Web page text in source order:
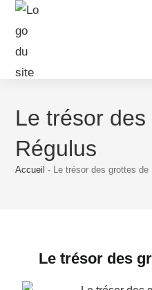
Le trésor
Régulus
Accueil - Le trésor des grottes de
Le trésor des